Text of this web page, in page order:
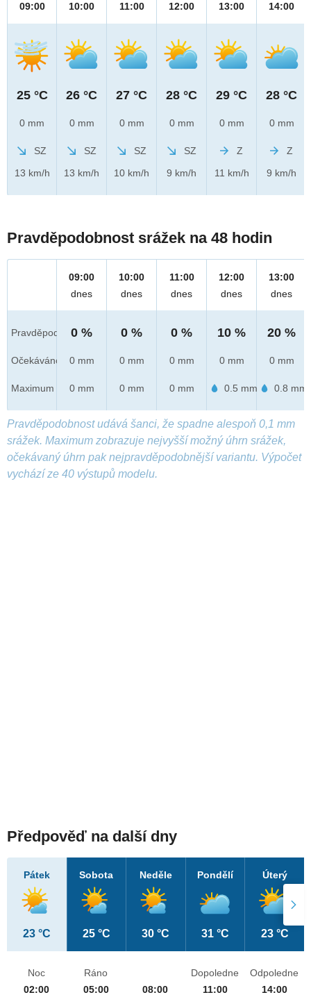
09:00
25 °C
0 mm
SZ
13 km/h
10:00
26 °C
0 mm
SZ
13 km/h
11:00
27 °C
0 mm
SZ
10 km/h
12:00
28 °C
0 mm
SZ
9 km/h
13:00
29 °C
0 mm
Z
11 km/h
14:00
28 °C
0 mm
Z
9 km/h
Pravděpodobnost srážek na 48 hodin
Pravděpod.
Očekáváno
Maximum
09:00
dnes
0 %
0 mm
0 mm
10:00
dnes
0 %
0 mm
0 mm
11:00
dnes
0 %
0 mm
0 mm
12:00
dnes
10 %
0 mm
0.5 mm
13:00
dnes
20 %
0 mm
0.8 mm
Pravděpodobnost udává šanci, že spadne alespoň 0,1 mm
srážek. Maximum zobrazuje nejvyšší možný úhrn srážek,
očekávaný úhrn pak nejpravděpodobnější variantu. Výpočet
vychází ze 40 výstupů modelu.
Předpověď na další dny
Pátek
23 °C
Sobota
25 °C
Neděle
30 °C
Pondělí
31 °C
Úterý
23 °C
Noc
02:00
Ráno
05:00
08:00
Dopoledne
11:00
Odpoledne
14:00